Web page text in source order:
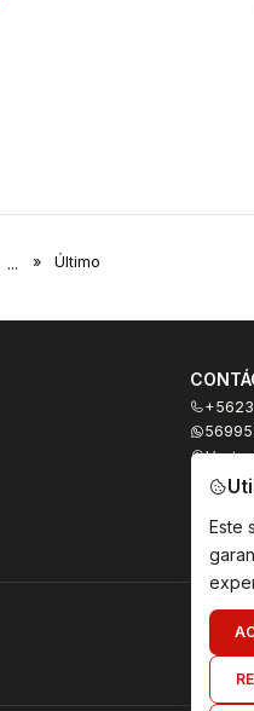
... » Último
Este